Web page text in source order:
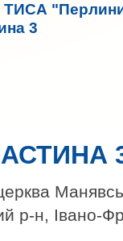
ТИСА
3
р-н, Івано-